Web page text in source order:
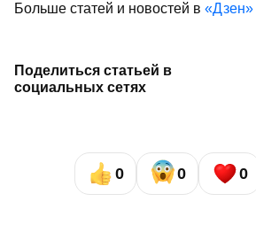
Больше статей и новостей в «Дзен»
Поделиться статьей в
социальных сетях
0 0 0